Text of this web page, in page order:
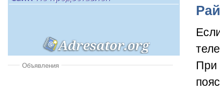
Объявления
При